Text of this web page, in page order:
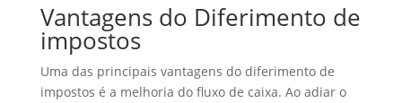
Vantagens do Diferimento de
impostos
Uma das principais vantagens do diferimento de
impostos é a melhoria do fluxo de caixa. Ao adiar o